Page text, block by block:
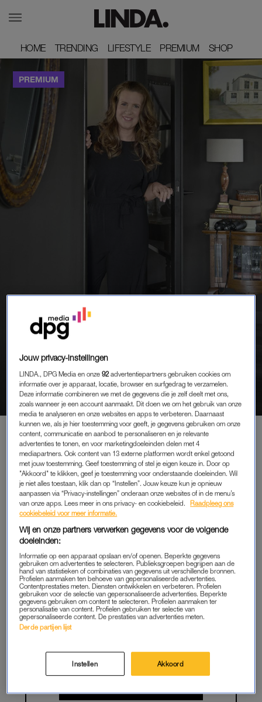
HOME
HOME TRENDING
TRENDING LIFESTYLE
LIFESTYLE PREMIUM
PREMIUM SHOP
SHOP
PORTRETTEN
MANDY (40) STRUINT OP
VAKANTIE ROMMELMARKTEN
AF: ‘OP DE TERUGWEG ZITTEN
DE KINDEREN KRAP ­DOOR ALLE
AANKOPEN’
PREMIUM
LEES VERDER MET
PREMIUM
artikelen
Lees LINDA.magazine online
Geniet van te gekke winacties en
lekkere puzzels
Jouw privacy-instellingen
LINDA., DPG Media en onze92 advertentiepartners gebruiken cookies om
informatie over je apparaat, locatie, browser en surfgedrag te verzamelen.
Deze informatie combineren we met de gegevens die je zelf deelt met ons,
zoals wanneer je een account aanmaakt. Dit doen we om het gebruik van onze
media te analyseren en onze websites en apps te verbeteren. Daarnaast
kunnen we, als je hier toestemming voor geeft, je gegevens gebruiken om onze
content, communicatie en aanbod te personaliseren en je relevante
advertenties te tonen, en voor marketingdoeleinden delen met 4
mediapartners. Ook content van 13 externe platformen wordt enkel getoond
met jouw toestemming. Geef toestemming of stel je eigen keuze in. Door op
"Akkoord" te klikken, geef je toestemming voor onderstaande doeleinden. Wil
je niet alles toestaan, klik dan op “Instellen”. Jouw keuze kun je opnieuw
aanpassen via “Privacy-instellingen” onderaan onze websites of in de menu’s
van onze apps. Lees meer in ons privacy- en cookiebeleid.
Raadpleeg ons
cookiebeleid voor meer informatie.
Wij en onze partners verwerken gegevens voor de volgende
doeleinden:
Informatie op een apparaat opslaan en/of openen. Beperkte gegevens
gebruiken om advertenties te selecteren. Publieksgroepen begrijpen aan de
hand van statistieken of combinaties van gegevens uit verschillende bronnen.
Profielen aanmaken ten behoeve van gepersonaliseerde advertenties.
Contentprestaties meten. Diensten ontwikkelen en verbeteren. Profielen
gebruiken voor de selectie van gepersonaliseerde advertenties. Beperkte
gegevens gebruiken om content te selecteren. Profielen aanmaken ter
personalisatie van content. Profielen gebruiken ter selectie van
gepersonaliseerde content. De prestaties van advertenties meten.
Derde partijen lijst
Instellen Akkoord